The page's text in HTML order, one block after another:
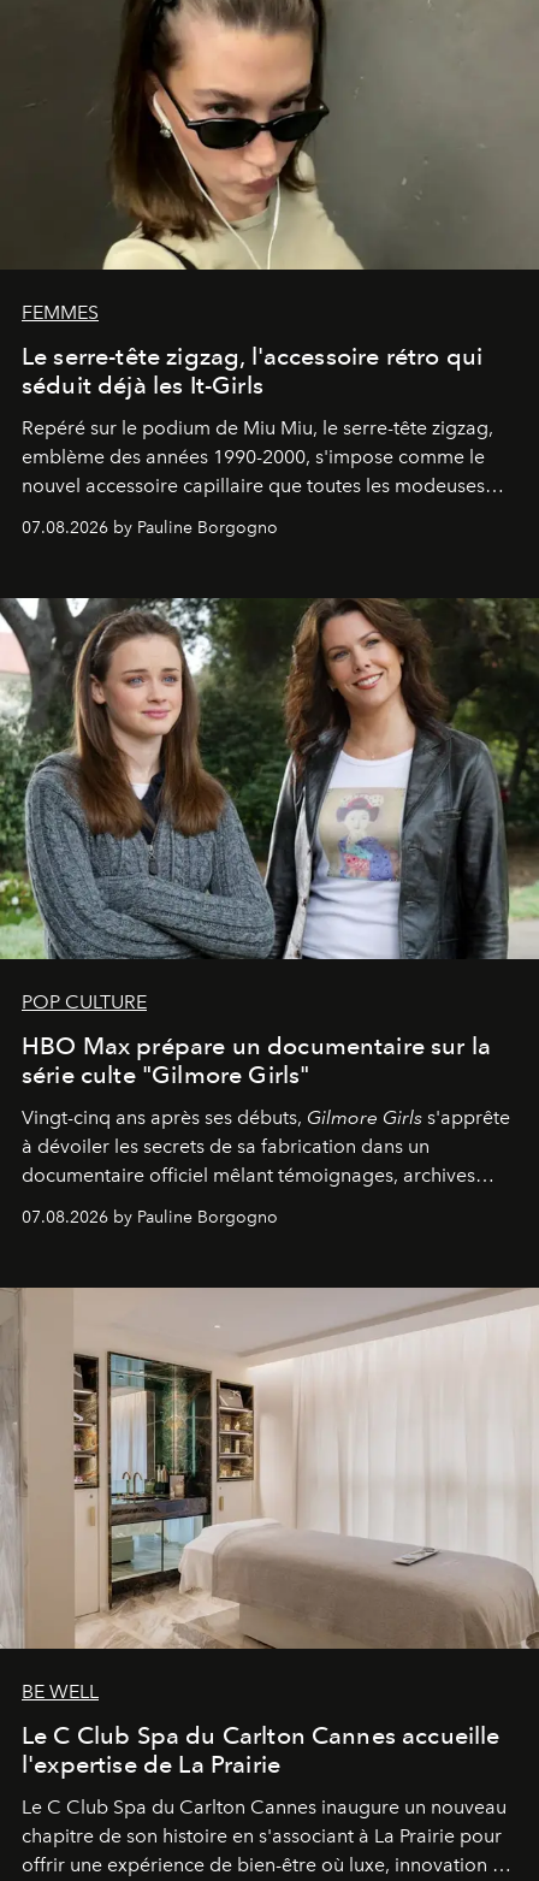
FEMMES
Le serre-tête zigzag, l'accessoire rétro qui
séduit déjà les It-Girls
Repéré sur le podium de Miu Miu, le serre-tête zigzag,
emblème des années 1990-2000, s'impose comme le
nouvel accessoire capillaire que toutes les modeuses
s'arrachent déjà.
07.08.2026 by Pauline Borgogno
POP CULTURE
HBO Max prépare un documentaire sur la
série culte "Gilmore Girls"
Vingt-cinq ans après ses débuts, Gilmore Girls s'apprête
à dévoiler les secrets de sa fabrication dans un
documentaire officiel mêlant témoignages, archives
inédites et plongée dans les coulisses d'un phénomène
générationnel.
07.08.2026 by Pauline Borgogno
BE WELL
Le C Club Spa du Carlton Cannes accueille
l'expertise de La Prairie
Le C Club Spa du Carlton Cannes inaugure un nouveau
chapitre de son histoire en s'associant à La Prairie pour
offrir une expérience de bien-être où luxe, innovation et